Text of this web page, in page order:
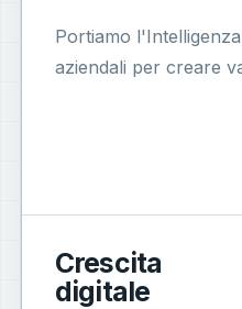
Portiamo
aziendali per creare
Crescita
digitale